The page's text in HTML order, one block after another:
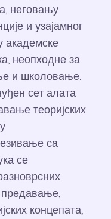
неговању
и узајамног
академске
неопходне за
и школовање.
сет алата
теоријских
са
се
предавање,
концепата,